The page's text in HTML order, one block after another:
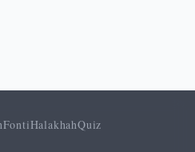
FontiHalakhahQuiz